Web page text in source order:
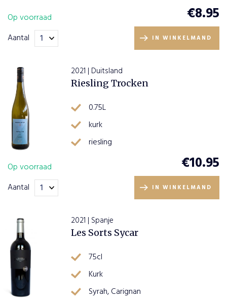
Op voorraad
€8.95
Aantal IN WINKELMAND
2021 | Duitsland
Riesling Trocken
0.75L
kurk
riesling
Op voorraad
€10.95
Aantal IN WINKELMAND
2021 | Spanje
Les Sorts Sycar
75cl
Kurk
Syrah, Carignan